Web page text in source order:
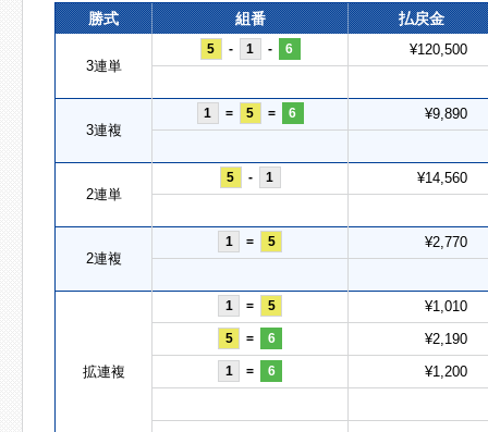
勝式 組番 払戻金
3連単
5 - 1 - 6 ¥120,500
3連複
1 = 5 = 6 ¥9,890
2連単
5 - 1 ¥14,560
2連複
1 = 5 ¥2,770
拡連複
1 = 5 ¥1,010
5 = 6 ¥2,190
1 = 6 ¥1,200